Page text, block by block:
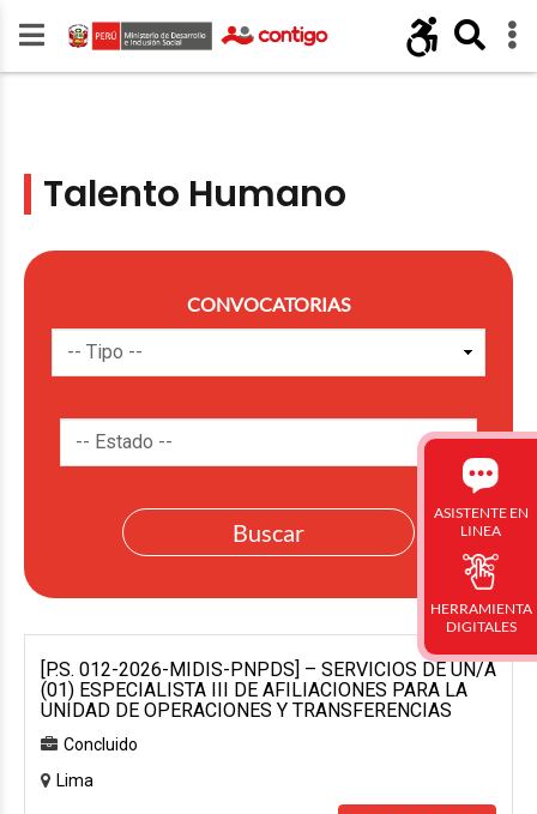
Talento Humano
CONVOCATORIAS
[P.S. 012-2026-MIDIS-PNPDS] – SERVICIOS DE UN/A
(01) ESPECIALISTA III DE AFILIACIONES PARA LA
UNIDAD DE OPERACIONES Y TRANSFERENCIAS
Concluido
Lima
ASISTENTE EN
LINEA
HERRAMIENTA
DIGITALES